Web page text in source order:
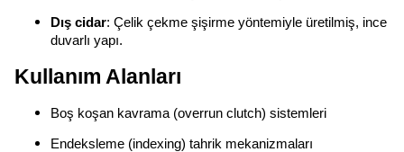
Dış cidar: Çelik çekme şişirme yöntemiyle üretilmiş, ince
duvarlı yapı.
Kullanım Alanları
Boş koşan kavrama (overrun clutch) sistemleri
Endeksleme (indexing) tahrik mekanizmaları